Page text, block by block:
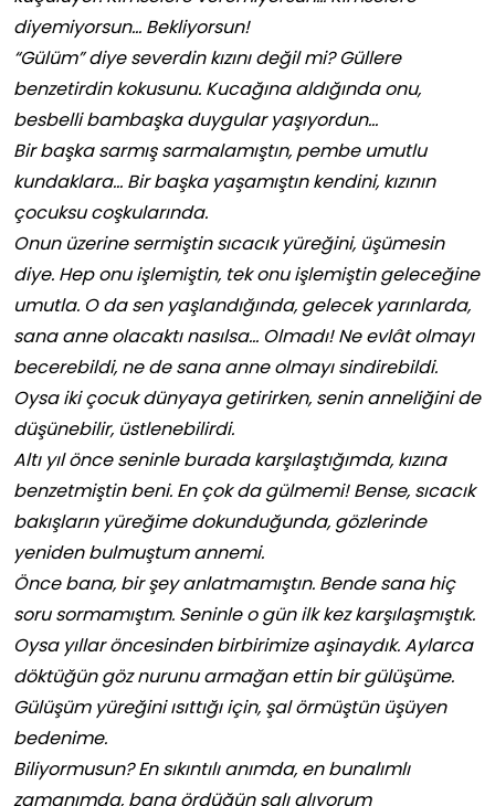
diyemiyorsun… Bekliyorsun!
“Gülüm” diye severdin kızını değil mi? Güllere
benzetirdin kokusunu. Kucağına aldığında onu,
besbelli bambaşka duygular yaşıyordun…
Bir başka sarmış sarmalamıştın, pembe umutlu
kundaklara… Bir başka yaşamıştın kendini, kızının
çocuksu coşkularında.
Onun üzerine sermiştin sıcacık yüreğini, üşümesin
diye. Hep onu işlemiştin, tek onu işlemiştin geleceğine
umutla. O da sen yaşlandığında, gelecek yarınlarda,
sana anne olacaktı nasılsa… Olmadı! Ne evlât olmayı
becerebildi, ne de sana anne olmayı sindirebildi.
Oysa iki çocuk dünyaya getirirken, senin anneliğini de
düşünebilir, üstlenebilirdi.
Altı yıl önce seninle burada karşılaştığımda, kızına
benzetmiştin beni. En çok da gülmemi! Bense, sıcacık
bakışların yüreğime dokunduğunda, gözlerinde
yeniden bulmuştum annemi.
Önce bana, bir şey anlatmamıştın. Bende sana hiç
soru sormamıştım. Seninle o gün ilk kez karşılaşmıştık.
Oysa yıllar öncesinden birbirimize aşinaydık. Aylarca
döktüğün göz nurunu armağan ettin bir gülüşüme.
Gülüşüm yüreğini ısıttığı için, şal örmüştün üşüyen
bedenime.
Biliyormusun? En sıkıntılı anımda, en bunalımlı
zamanımda, bana ördüğün şalı alıyorum